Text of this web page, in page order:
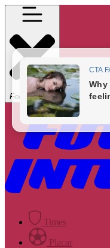
Fechar Menu
Times
Placar